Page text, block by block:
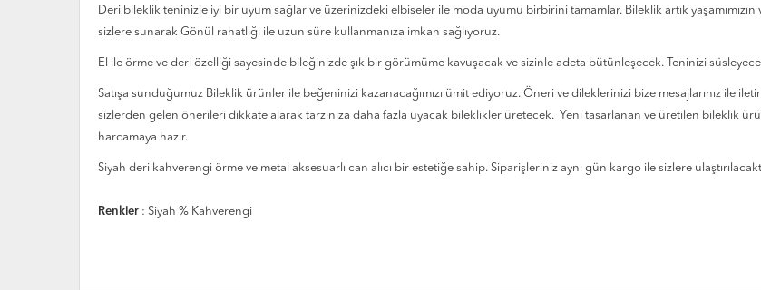
Deri bileklik teninizle iyi bir uyum sağlar ve üzerinizdeki elbiseler ile moda uyumu birbirini tamamlar. Bileklik artık
sizlere sunarak Gönül rahatlığı ile uzun süre kullanmanıza imkan sağlıyoruz.
El ile örme ve deri özelliği sayesinde bileğinizde şık bir görümüme kavuşacak ve sizinle adeta bütünleşecek. Teninizi
Satışa sunduğumuz Bileklik ürünler ile beğeninizi kazanacağımızı ümit ediyoruz. Öneri ve dileklerinizi bize mesajlarınız ile
sizlerden gelen önerileri dikkate alarak tarzınıza daha fazla uyacak bileklikler üretecek. Yeni tasarlanan ve üretilen bileklik
harcamaya hazır.
Siyah deri kahverengi örme ve metal aksesuarlı can alıcı bir estetiğe sahip. Siparişleriniz aynı gün kargo ile sizlere
Renkler : Siyah % Kahverengi